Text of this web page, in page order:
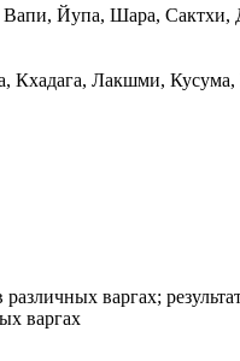
Йупа, Шара, Сактхи,
Лакшми, Кусума,
варгах;
варгах